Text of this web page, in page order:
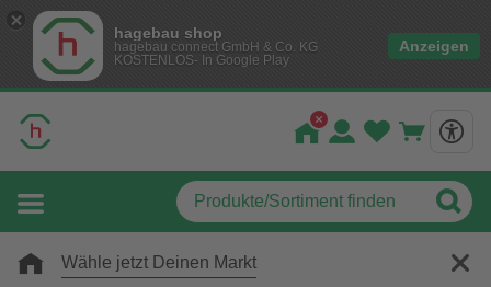
hagebau shop
hagebau connect GmbH & Co. KG
KOSTENLOS- In Google Play
Anzeigen
Wähle jetzt Deinen Markt